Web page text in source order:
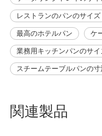
レストランのパンのサイズ
最高のホテルパン ケ
業務用キッチンパンのサイ
スチームテーブルパンの寸
関連製品